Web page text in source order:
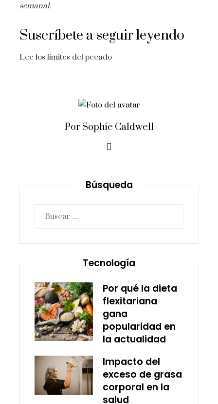
semanal.
Suscríbete a seguir leyendo
Lee los límites del pecado
Por Sophie Caldwell
Búsqueda
Tecnología
Por qué la dieta
flexitariana
gana
popularidad en
la actualidad
Impacto del
exceso de grasa
corporal en la
salud